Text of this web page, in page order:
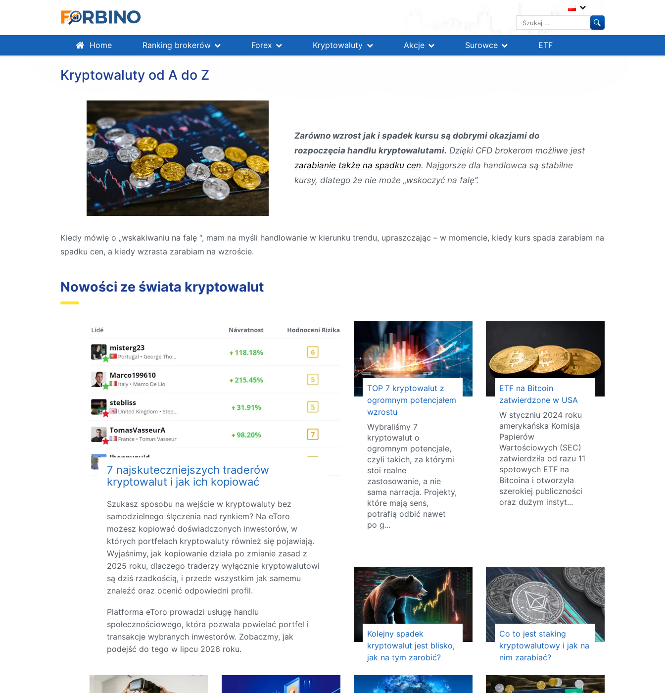
Szukaj:
Home Ranking brokerów Forex Kryptowaluty Akcje Surowce ETF
Kryptowaluty od A do Z
Zarówno wzrost jak i spadek kursu są dobrymi okazjami do
rozpoczęcia handlu kryptowalutami. Dzięki CFD brokerom możliwe jest
zarabianie także na spadku cen. Najgorsze dla handlowca są stabilne
kursy, dlatego że nie może „wskoczyć na falę”.
Kiedy mówię o „wskakiwaniu na falę “, mam na myśli handlowanie w kierunku trendu, upraszczając – w momencie, kiedy kurs spada zarabiam na
spadku cen, a kiedy wzrasta zarabiam na wzroście.
Nowości ze świata kryptowalut
7 najskuteczniejszych traderów
kryptowalut i jak ich kopiować
Szukasz sposobu na wejście w kryptowaluty bez
samodzielnego ślęczenia nad rynkiem? Na eToro
możesz kopiować doświadczonych inwestorów, w
których portfelach kryptowaluty również się pojawiają.
Wyjaśnimy, jak kopiowanie działa po zmianie zasad z
2025 roku, dlaczego traderzy wyłącznie kryptowalutowi
są dziś rzadkością, i przede wszystkim jak samemu
znaleźć oraz ocenić odpowiedni profil.
Platforma eToro prowadzi usługę handlu
społecznościowego, która pozwala powielać portfel i
transakcje wybranych inwestorów. Zobaczmy, jak
podejść do tego w lipcu 2026 roku.
TOP 7 kryptowalut z
ogromnym potencjałem
wzrostu
Wybraliśmy 7
kryptowalut o
ogromnym potencjale,
czyli takich, za którymi
stoi realne
zastosowanie, a nie
sama narracja. Projekty,
które mają sens,
potrafią odbić nawet
po g...
ETF na Bitcoin
zatwierdzone w USA
W styczniu 2024 roku
amerykańska Komisja
Papierów
Wartościowych (SEC)
zatwierdziła od razu 11
spotowych ETF na
Bitcoina i otworzyła
szerokiej publiczności
oraz dużym instyt...
Kolejny spadek
kryptowalut jest blisko,
jak na tym zarobić?
Co to jest staking
kryptowalutowy i jak na
nim zarabiać?